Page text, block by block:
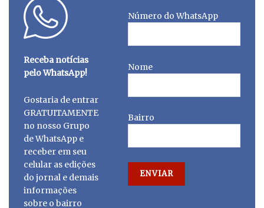
Receba notícias
pelo WhatsApp!
Gostaria de entrar
GRATUITAMENTE
no nosso Grupo
de WhatsApp e
receber em seu
celular as edições
do jornal e demais
informações
sobre o bairro
Número do WhatsApp
Nome
Bairro